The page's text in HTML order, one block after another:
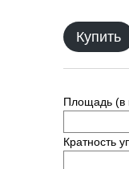
Купить
Площадь (в
Кратность